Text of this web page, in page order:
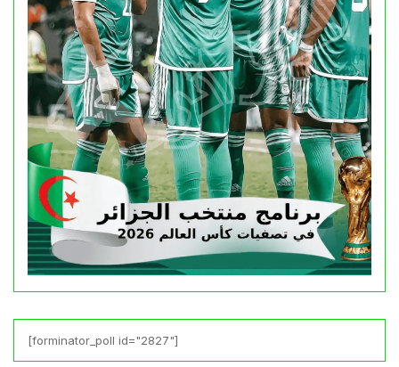
[forminator_poll id="2827"]